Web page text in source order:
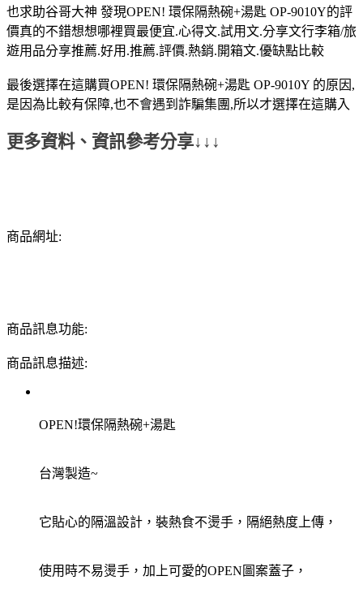
也求助谷哥大神 發現OPEN! 環保隔熱碗+湯匙 OP-9010Y的評
價真的不錯想想哪裡買最便宜.心得文.試用文.分享文行李箱/旅
遊用品分享推薦.好用.推薦.評價.熱銷.開箱文.優缺點比較
最後選擇在這購買OPEN! 環保隔熱碗+湯匙 OP-9010Y 的原因,
是因為比較有保障,也不會遇到詐騙集團,所以才選擇在這購入
更多資料、資訊參考分享↓↓↓
商品網址:
商品訊息功能:
商品訊息描述:
OPEN!環保隔熱碗+湯匙
台灣製造~
它貼心的隔溫設計，裝熱食不燙手，隔絕熱度上傳，
使用時不易燙手，加上可愛的OPEN圖案蓋子，